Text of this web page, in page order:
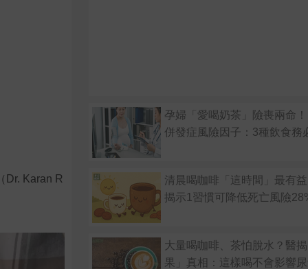
Dr. Karan R
孕婦「愛喝奶茶」險喪兩命
併發症風險因子：3種飲食務
清晨喝咖啡「這時間」最有
揭示1習慣可降低死亡風險
大量喝咖啡、茶怕脫水？醫
果」真相：這樣喝不會影響